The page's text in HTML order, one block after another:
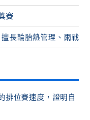
賽
長輪胎熱管理、雨戰穩
排位賽速度，證明自